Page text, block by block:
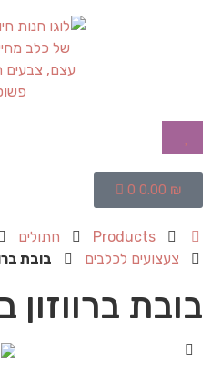
0.00 ₪
0
Products חתולים
צעצועים לכלבים
בובת
בובת ברווזון